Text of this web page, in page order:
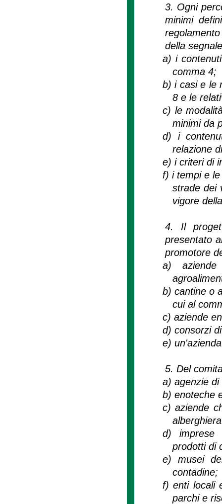
3. Ogni
minimi
della
a)i
comma 4;
b)i casi e le
8 e le
c) le
minimi da
d) i
relazione
e) i criteri di
f) i tempi e
strade dei
vigore
4. Il
presentato
promotore
a)
b) cantine o
cui al
c) aziende
d) consorzi
e)
5. Del
a) agenzie
b) enoteche
c)aziende
d) imprese
prodotti di
e) musei
contadine;
f)enti locali
parchi e